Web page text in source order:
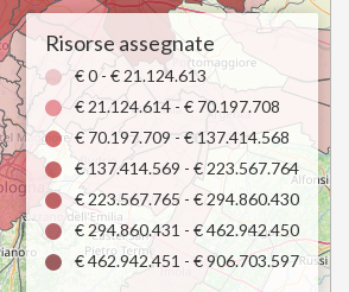
Risorse assegnate
€ 0 - € 21.124.613
€ 21.124.614 - € 70.197.708
€ 70.197.709 - € 137.414.568
€ 137.414.569 - € 223.567.764
€ 223.567.765 - € 294.860.430
€ 294.860.431 - € 462.942.450
€ 462.942.451 - € 906.703.597